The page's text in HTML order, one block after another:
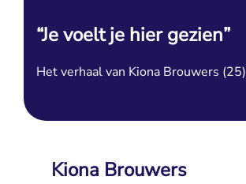
“Je voelt je hier gezien”
Het verhaal van Kiona Brouwers (25)
Kiona Brouwers